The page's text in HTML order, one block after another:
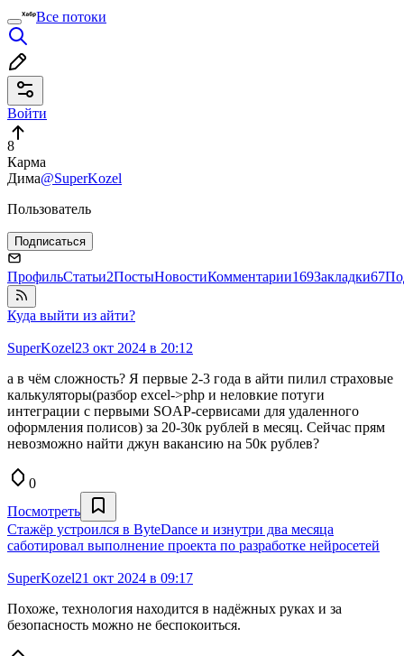
Все потоки
Войти
8
Карма
Дима@SuperKozel
Пользователь
Подписаться
ПрофильСтатьи2ПостыНовостиКомментарии169Закладки67
Куда выйти из айти?
SuperKozel23 окт 2024 в 20:12
а в чём сложность? Я первые 2-3 года в айти пилил страховые
калькуляторы(разбор excel->php и неловкие потуги
интеграции с первыми SOAP-сервисами для удаленного
оформления полисов) за 20-30к рублей в месяц. Сейчас прям
невозможно найти джун вакансию на 50к рублев?
0
Посмотреть
Стажёр устроился в ByteDance и изнутри два месяца
саботировал выполнение проекта по разработке нейросетей
SuperKozel21 окт 2024 в 09:17
Похоже, технология находится в надёжных руках и за
безопасность можно не беспокоиться.